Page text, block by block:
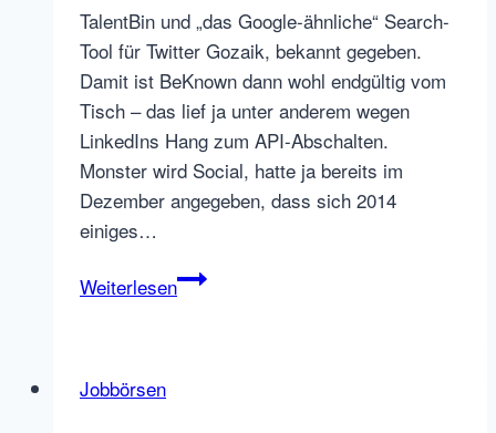
TalentBin und „das Google-ähnliche“ Search-
Tool für Twitter Gozaik, bekannt gegeben.
Damit ist BeKnown dann wohl endgültig vom
Tisch – das lief ja unter anderem wegen
LinkedIns Hang zum API-Abschalten.
Monster wird Social, hatte ja bereits im
Dezember angegeben, dass sich 2014
einiges…
WeiterlesenBeKnown
Jobbörsen